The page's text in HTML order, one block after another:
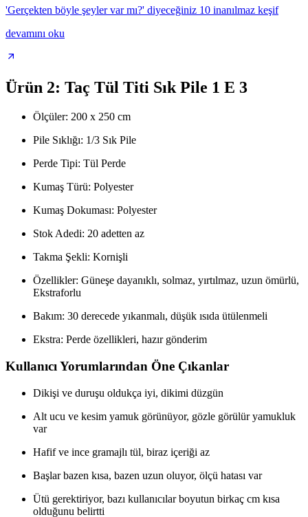
'Gerçekten böyle şeyler var mı?' diyeceğiniz 10 inanılmaz keşif
devamını oku
Ürün 2: Taç Tül Titi Sık Pile 1 E 3
Ölçüler: 200 x 250 cm
Pile Sıklığı: 1/3 Sık Pile
Perde Tipi: Tül Perde
Kumaş Türü: Polyester
Kumaş Dokuması: Polyester
Stok Adedi: 20 adetten az
Takma Şekli: Kornişli
Özellikler: Güneşe dayanıklı, solmaz, yırtılmaz, uzun ömürlü,
Ekstraforlu
Bakım: 30 derecede yıkanmalı, düşük ısıda ütülenmeli
Ekstra: Perde özellikleri, hazır gönderim
Kullanıcı Yorumlarından Öne Çıkanlar
Dikişi ve duruşu oldukça iyi, dikimi düzgün
Alt ucu ve kesim yamuk görünüyor, gözle görülür yamukluk
var
Hafif ve ince gramajlı tül, biraz içeriği az
Başlar bazen kısa, bazen uzun oluyor, ölçü hatası var
Ütü gerektiriyor, bazı kullanıcılar boyutun birkaç cm kısa
olduğunu belirtti